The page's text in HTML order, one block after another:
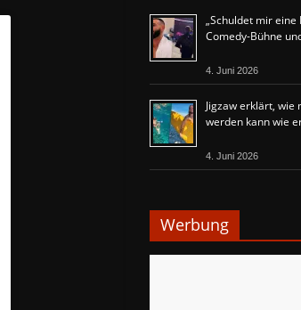
„Schuldet mir eine
Comedy-Bühne
4. Juni 2026
Jigzaw erklärt,
werden kann wie
4. Juni 2026
Werbung